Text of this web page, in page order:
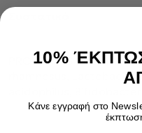
PROBIOTICS PREMIX
rhamnosus, Lactobacillus
10%
Κάνε εγγραφή στο